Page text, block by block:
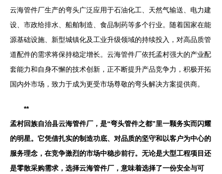
云海管件厂生产的弯头广泛应用于石油化工、天然气输送、电力建
设、市政给排水、船舶制造、食品制药等多个行业。随着国家在能
源基础设施、新型城镇化及工业升级领域的持续投入，对高品质管
道配件的需求将保持稳定增长。云海管件厂依托孟村强大的产业配
套能力和自身不懈的技术创新，正不断提升产品竞争力，积极开拓
国内外市场，致力于成为更受市场尊敬的弯头解决方案提供商。
**
孟村回族自治县云海管件厂，是“弯头管件之都”里一颗务实而闪耀
的明星。它凭借扎实的制造功底、对品质的坚守和以客户为中心的
服务理念，在竞争激烈的市场中稳步前行。无论是大型工程项目还
是零散采购需求，选择云海管件厂，意味着选择了一份安全与可